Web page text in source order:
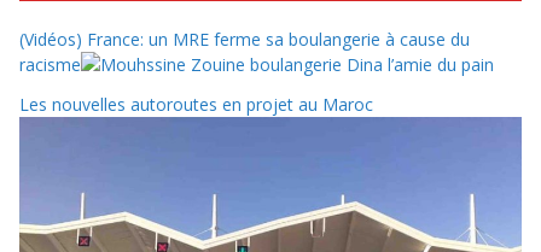
(Vidéos) France: un MRE ferme sa boulangerie à cause du
racisme
Les nouvelles autoroutes en projet au Maroc